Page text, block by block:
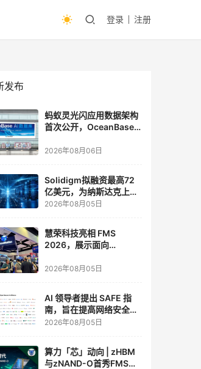
登录 注册
发布
蚂蚁灵光闪应用数据架构
首次公开，OceanBase
2026年08月06日
Solidigm拟融资最高72
亿美元，为纳斯达克上市
做准备
2026年08月05日
慧荣科技亮相 FMS
2026，展示面向
存储方案
2026年08月05日
AI 领导者提出 SAFE 指
南，旨在提高网络安全透
明度
2026年08月05日
算力「芯」动向 | zHBM
与zNAND-O首秀FMS